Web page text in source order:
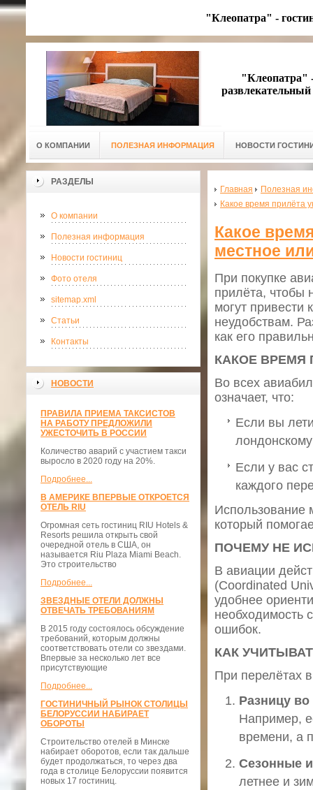
"Клеопатра" -
"Клеопатра" -
О КОМПАНИИ ПОЛЕЗНАЯ ИНФОРМАЦИЯ НОВОСТИ
РАЗДЕЛЫ
О компании
Полезная информация
Новости гостиниц
Фото отеля
sitemap.xml
Статьи
Контакты
НОВОСТИ
ПРАВИЛА ПРИЕМА ТАКСИСТОВ
НА РАБОТУ ПРЕДЛОЖИЛИ
УЖЕСТОЧИТЬ В РОССИИ
Количество аварий с участием такси
выросло в 2020 году на 20%.
Подробнее...
В АМЕРИКЕ ВПЕРВЫЕ ОТКРОЕТСЯ
ОТЕЛЬ RIU
Огромная сеть гостиниц RIU Hotels &
Resorts решила открыть свой
очередной отель в США, он
называется Riu Plaza Miami Beach.
Это строительство
Подробнее...
ЗВЕЗДНЫЕ ОТЕЛИ ДОЛЖНЫ
ОТВЕЧАТЬ ТРЕБОВАНИЯМ
В 2015 году состоялось обсуждение
требований, которым должны
соответствовать отели со звездами.
Впервые за несколько лет все
присутствующие
Подробнее...
ГОСТИНИЧНЫЙ РЫНОК СТОЛИЦЫ
БЕЛОРУССИИ НАБИРАЕТ
ОБОРОТЫ
Строительство отелей в Минске
набирает оборотов, если так дальше
будет продолжаться, то через два
года в столице Белоруссии появится
новых 17 гостиниц.
Главная
Полезная
Какое время прилёта
Какое
местное
При покупке
прилёта, чтобы
могут
неудобствам.
как его
КАКОЕ ВРЕМЯ
Во всех
означает, что:
Если вы
Если у вас
каждого
Использование
который
ПОЧЕМУ НЕ
В авиации
(Coordinated
удобнее
необходимость
ошибок.
КАК
При перелётах
Разницу
Например,
времени, а
Сезонные
летнее и